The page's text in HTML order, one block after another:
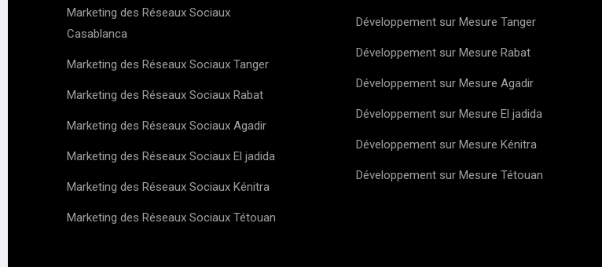
Marketing des Réseaux Sociaux
Casablanca
Marketing des Réseaux Sociaux Tanger
Marketing des Réseaux Sociaux Rabat
Marketing des Réseaux Sociaux Agadir
Marketing des Réseaux Sociaux El jadida
Marketing des Réseaux Sociaux Kénitra
Marketing des Réseaux Sociaux Tétouan
Développement sur Mesure Tanger
Développement sur Mesure Rabat
Développement sur Mesure Agadir
Développement sur Mesure El jadida
Développement sur Mesure Kénitra
Développement sur Mesure Tétouan